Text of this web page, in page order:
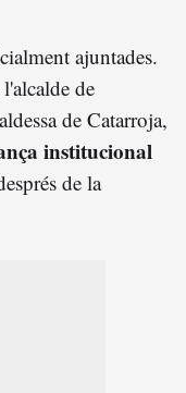
ajuntades.
de
de Catarroja,
institucional
de la